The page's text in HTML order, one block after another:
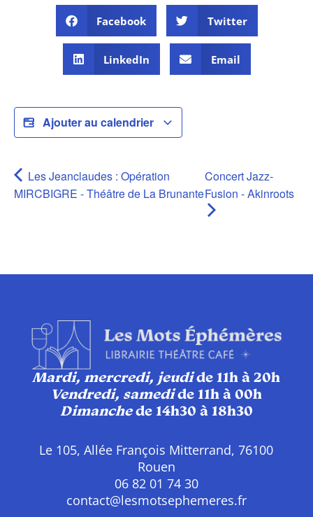
Facebook Twitter
LinkedIn Email
Ajouter au calendrier
Les Jeanclaudes : Opération
MIRCBIGRE - Théâtre de La Brunante
Concert Jazz-
Fusion - Akinroots
Mardi, mercredi, jeudide 11h à 20h
Vendredi, samedide 11h à 00h
Dimanchede 14h30 à 18h30
Le 105, Allée François Mitterrand, 76100
Rouen
06 82 01 74 30
contact@lesmotsephemeres.fr